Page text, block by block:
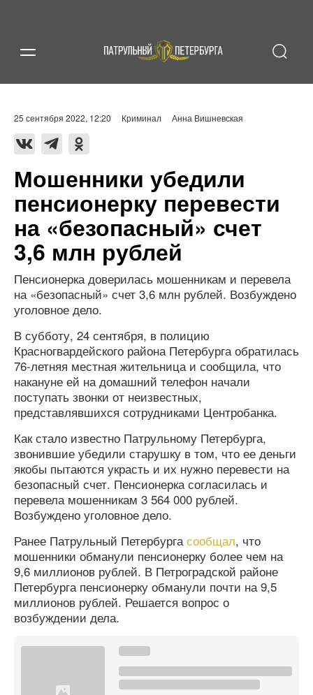
25 сентября 2022, 12:20 Криминал Анна Вишневская
Мошенники убедили
пенсионерку перевести
на «безопасный» счет
3,6 млн рублей
Пенсионерка доверилась мошенникам и перевела
на «безопасный» счет 3,6 млн рублей. Возбуждено
уголовное дело.
В субботу, 24 сентября, в полицию
Красногвардейского района Петербурга обратилась
76-летняя местная жительница и сообщила, что
накануне ей на домашний телефон начали
поступать звонки от неизвестных,
представлявшихся сотрудниками Центробанка.
Как стало известно Патрульному Петербурга,
звонившие убедили старушку в том, что ее деньги
якобы пытаются украсть и их нужно перевести на
безопасный счет. Пенсионерка согласилась и
перевела мошенникам 3 564 000 рублей.
Возбуждено уголовное дело.
Ранее Патрульный Петербургасообщал, что
мошенники обманули пенсионерку более чем на
9,6 миллионов рублей. В Петроградской районе
Петербурга пенсионерку обманули почти на 9,5
миллионов рублей. Решается вопрос о
возбуждении дела.